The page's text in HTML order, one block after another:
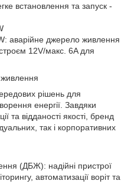
встановлення та запуск -
аварійне джерело живлення
12V/макс. 6A для
рішень для
енергії. Завдяки
та відданості якості, бренд
так і корпоративних
(ДБЖ): надійні пристрої
автоматизації воріт та